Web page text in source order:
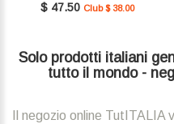
$ 47.50 Club $ 38.00
Solo prodotti italiani
tutto il mondo -
Il negozio online